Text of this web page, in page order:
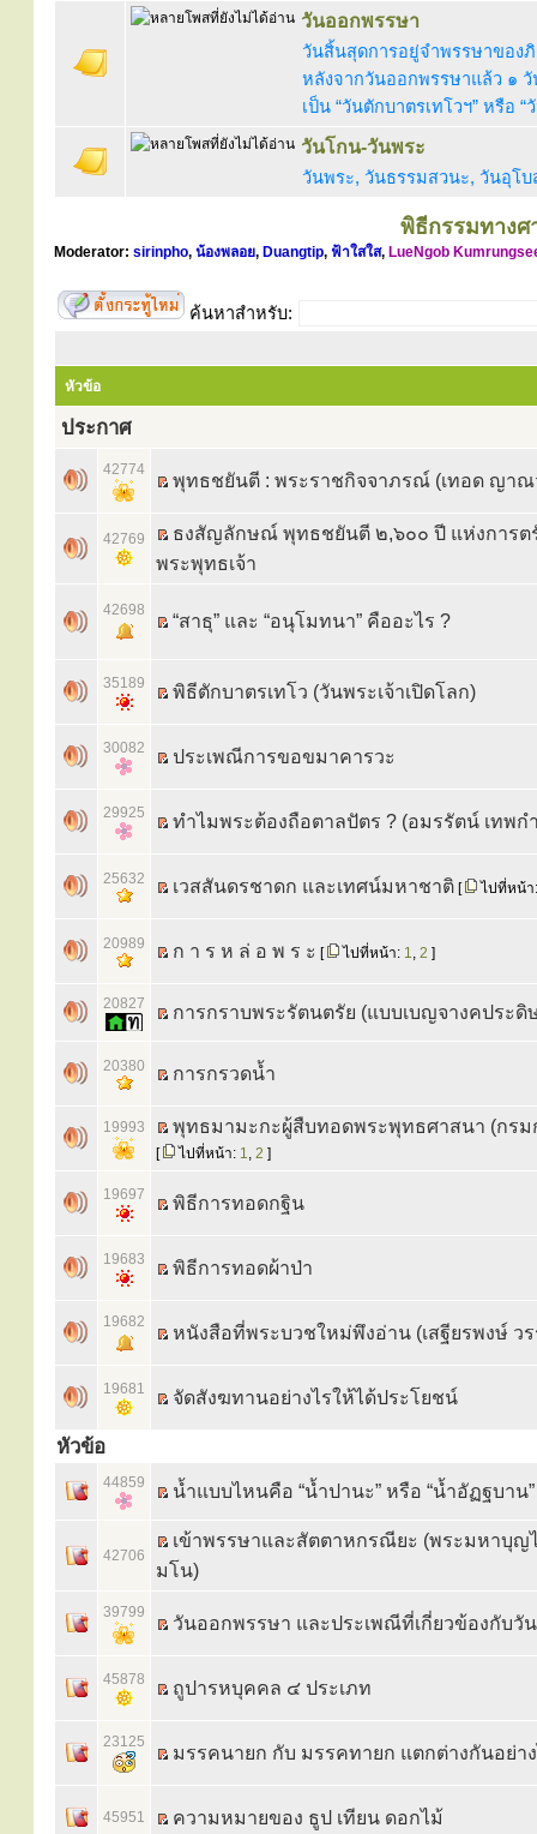
วันออกพรรษา
วันสิ้นสุดการอยู่จำพรรษาขอ
หลังจากวันออกพรรษาแล้ว ๑
เป็น “วันตักบาตรเทโวฯ” หรือ
วันโกน-วันพระ
วันพระ, วันธรรมสวนะ, วันอุโ
พิธีกรรมทาง
Moderator: sirinpho, น้องพลอย, Duangtip, ฟ้าใสใส, LueNgob
ค้นหาสำหรับ:
หัวข้อ
ประกาศ
42774
พุทธชยันตี : พระราชกิจจาภรณ์ (เทอด ญาณ
42769
ธงสัญลักษณ์ พุทธชยันตี ๒,๖๐๐ ปี แห่งการต
พระพุทธเจ้า
42698
“สาธุ” และ “อนุโมทนา” คืออะไร ?
35189 พิธีตักบาตรเทโว (วันพระเจ้าเปิดโลก)
30082 ประเพณีการขอขมาคารวะ
29925 ทำไมพระต้องถือตาลปัตร ? (อมรรัตน์ เทพก
25632 เวสสันดรชาดก และเทศน์มหาชาติ [ ไปที่หน้
20989 ก า ร ห ล่ อ พ ร ะ [ ไปที่หน้า: 1, 2 ]
20827 การกราบพระรัตนตรัย (แบบเบญจางคประดิ
20380 การกรวดน้ำ
19993 พุทธมามะกะผู้สืบทอดพระพุทธศาสนา (กรม
[ ไปที่หน้า: 1, 2 ]
19697 พิธีการทอดกฐิน
19683 พิธีการทอดผ้าป่า
19682
หนังสือที่พระบวชใหม่พึงอ่าน (เสฐียรพงษ์ ว
19681 จัดสังฆทานอย่างไรให้ได้ประโยชน์
หัวข้อ
44859 น้ำแบบไหนคือ “น้ำปานะ” หรือ “น้ำอัฏฐบาน”
42706
เข้าพรรษาและสัตตาหกรณียะ (พระมหาบุ
มโน)
39799
วันออกพรรษา และประเพณีที่เกี่ยวข้องกับวั
45878 ถูปารหบุคคล ๔ ประเภท
23125
มรรคนายก กับ มรรคทายก แตกต่างกันอย่าง
45951 ความหมายของ ธูป เทียน ดอกไม้